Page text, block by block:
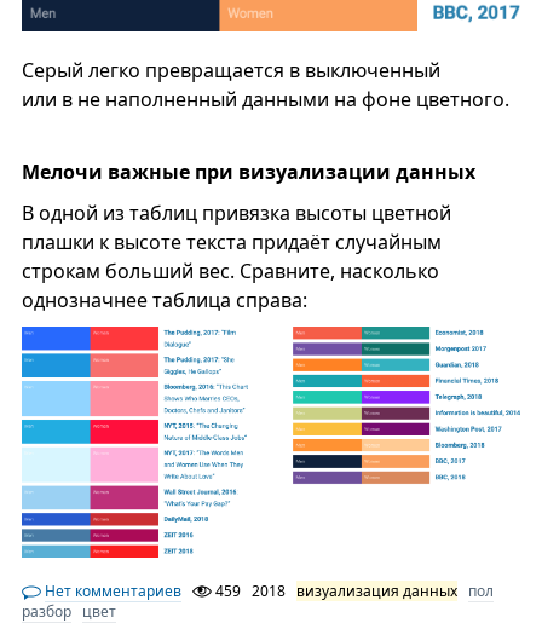
Серый легко превращается в выключенный
или в не наполненный данными на фоне цветного.
Мелочи важные при визуализации данных
В одной из таблиц привязка высоты цветной
плашки к высоте текста придаёт случайным
строкам больший вес. Сравните, насколько
однозначнее таблица справа:
Нет комментариев 459 2018 визуализация данных пол
разбор цвет